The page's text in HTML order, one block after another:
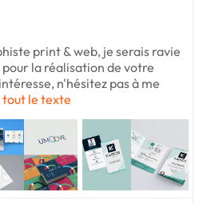
print & web, je serais ravie
la réalisation de votre
n'hésitez pas à me
tout le texte